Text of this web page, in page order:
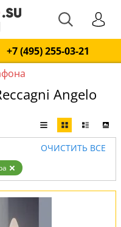
+7 (495) 255-03-21
Angelo
ОЧИСТИТЬ ВСЕ